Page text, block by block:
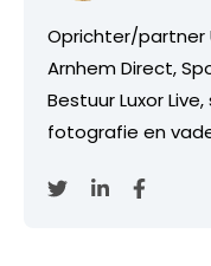
Oprichter/partner
Arnhem Direct,
Bestuur Luxor
fotografie en